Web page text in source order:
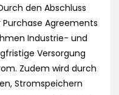
den Abschluss
Agreements
Industrie- und
Versorgung
Zudem wird durch
Stromspeichern